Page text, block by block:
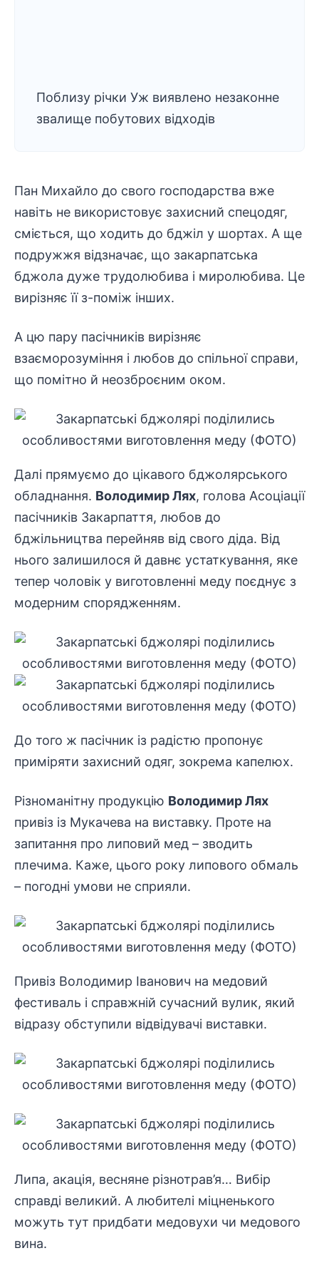
Поблизу річки Уж виявлено незаконне
звалище побутових відходів
Пан Михайло до свого господарства вже
навіть не використовує захисний спецодяг,
сміється, що ходить до бджіл у шортах. А ще
подружжя відзначає, що закарпатська
бджола дуже трудолюбива і миролюбива. Це
вирізняє її з-поміж інших.
А цю пару пасічників вирізняє
взаєморозуміння і любов до спільної справи,
що помітно й неозброєним оком.
Далі прямуємо до цікавого бджолярського
обладнання. Володимир Лях, голова Асоціації
пасічників Закарпаття, любов до
бджільництва перейняв від свого діда. Від
нього залишилося й давнє устаткування, яке
тепер чоловік у виготовленні меду поєднує з
модерним спорядженням.
До того ж пасічник із радістю пропонує
приміряти захисний одяг, зокрема капелюх.
Різноманітну продукцію Володимир Лях
привіз із Мукачева на виставку. Проте на
запитання про липовий мед – зводить
плечима. Каже, цього року липового обмаль
– погодні умови не сприяли.
Привіз Володимир Іванович на медовий
фестиваль і справжній сучасний вулик, який
відразу обступили відвідувачі виставки.
Липа, акація, весняне різнотрав’я… Вибір
справді великий. А любителі міцненького
можуть тут придбати медовухи чи медового
вина.